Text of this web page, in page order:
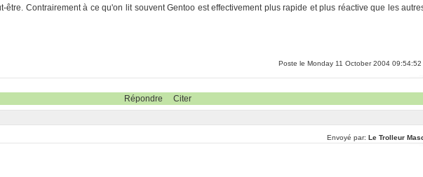
être. Contrairement à ce qu'on lit souvent Gentoo est effectivement plus rapide et plus réactive que les
Poste le Monday 11 October 2004 09:54:52
Répondre Citer
Envoyé par: Le Trolleur